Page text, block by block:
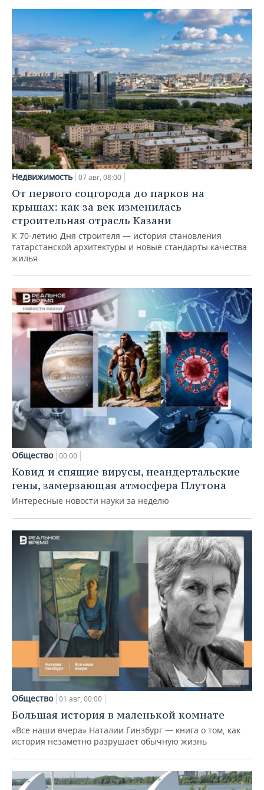
Недвижимость 07 авг, 08:00
От первого соцгорода до парков на
крышах: как за век изменилась
строительная отрасль Казани
К 70-летию Дня строителя — история становления
татарстанской архитектуры и новые стандарты качества
жилья
Общество 00:00
Ковид и спящие вирусы, неандертальские
гены, замерзающая атмосфера Плутона
Интересные новости науки за неделю
Общество 01 авг, 00:00
Большая история в маленькой комнате
«Все наши вчера» Наталии Гинзбург — книга о том, как
история незаметно разрушает обычную жизнь